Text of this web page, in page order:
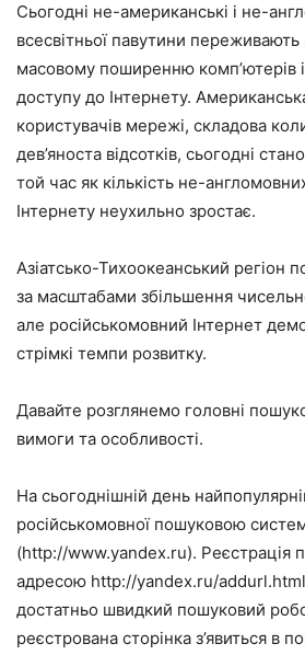
Сьогодні не-американські і не-
всесвітньої павутини переживають
масовому поширенню комп’ютерів
доступу до Інтернету.
користувачів мережі, складова
дев’яноста відсотків, сьогодні
той час як кількість не-
Інтернету неухильно зростає.
Азіатсько-Тихоокеанський регіон
за масштабами збільшення
але російськомовний Інтернет
стрімкі темпи розвитку.
Давайте розглянемо головні
вимоги та особливості.
На сьогоднішній день
російськомовної пошуковою
(http://www.yandex.ru). Реєстрація
адресою http://yandex.ru/
достатньо швидкий пошуковий
реєстрована сторінка з’явиться в